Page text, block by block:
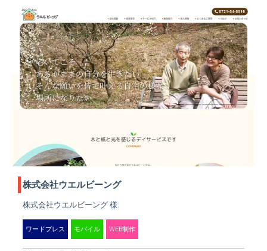
株式会社ウエルビーング
株式会社ウエルビーング 様
ワードプレス モバイル WEB制作